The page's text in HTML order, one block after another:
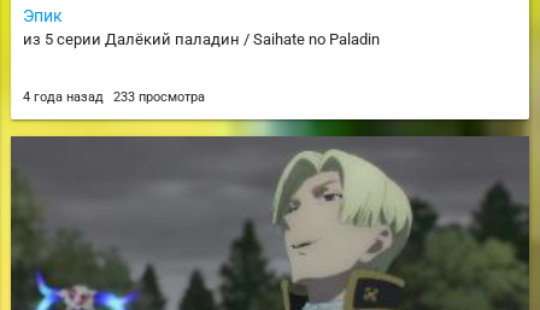
Эпик
из 5 серии Далёкий паладин / Saihate no Paladin
4 года назад 233 просмотра